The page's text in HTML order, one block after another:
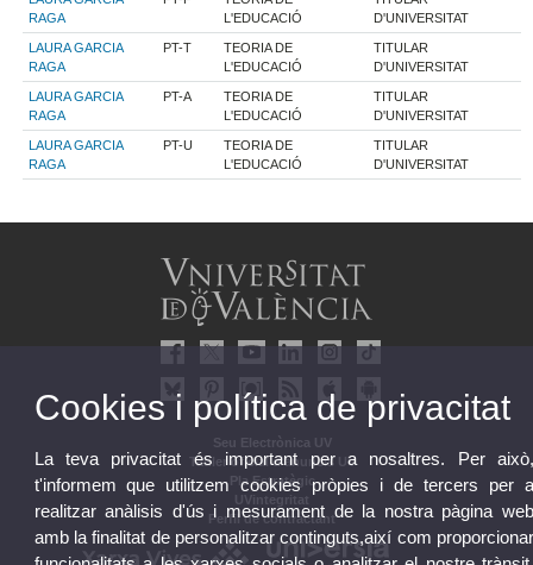
RAGA
L'EDUCACIÓ
D'UNIVERSITAT
LAURA GARCIA
RAGA
PT-T
TEORIA DE
L'EDUCACIÓ
TITULAR
D'UNIVERSITAT
LAURA GARCIA
RAGA
PT-A
TEORIA DE
L'EDUCACIÓ
TITULAR
D'UNIVERSITAT
LAURA GARCIA
RAGA
PT-U
TEORIA DE
L'EDUCACIÓ
TITULAR
D'UNIVERSITAT
Seu Electrònica UV
Tauler oficial d'anuncis UV
Pla Estratègic
UVintegritat
Perfil de contractant
Cookies i política de privacitat
La teva privacitat és important per a nosaltres. Per
t'informem que utilitzem cookies pròpies i de tercers per
realitzar anàlisis d'ús i mesurament de la nostra pàgina
amb la finalitat de personalitzar continguts,així com